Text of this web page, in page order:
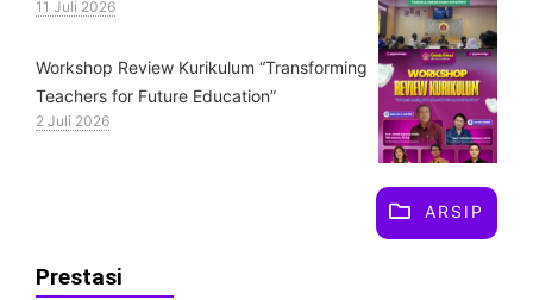
11 Juli 2026
Workshop Review Kurikulum “Transforming
Teachers for Future Education”
2 Juli 2026
ARSIP
Prestasi